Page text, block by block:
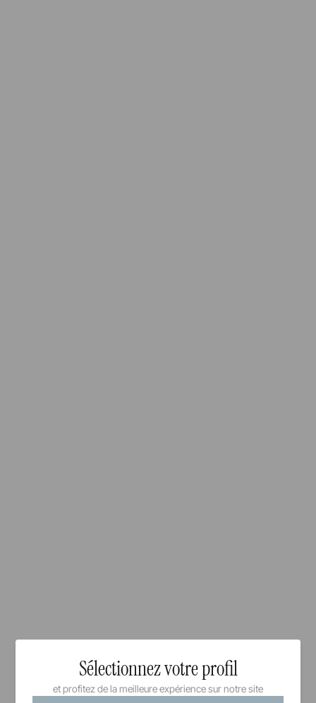
Sélectionnez votre profil
et profitez de la meilleure expérience sur notre site